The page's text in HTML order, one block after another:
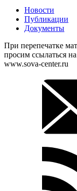
Новости
Публикации
Документы
При перепечатке
просим ссылаться
www.sova-center.ru